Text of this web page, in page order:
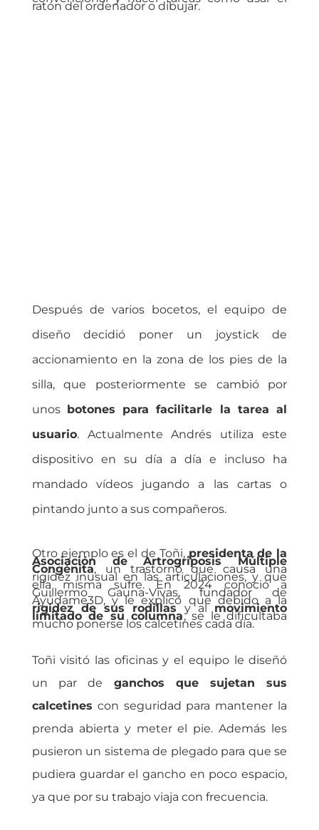
ratón del ordenador o dibujar.
Después de varios bocetos, el equipo de
diseño decidió poner un joystick de
accionamiento en la zona de los pies de la
silla, que posteriormente se cambió por
unos botones para facilitarle la tarea al
usuario. Actualmente Andrés utiliza este
dispositivo en su día a día e incluso ha
mandado vídeos jugando a las cartas o
pintando junto a sus compañeros.
Otro ejemplo es el de Toñi,presidenta de la
Asociación de Artrogriposis Múltiple
Congénita, un trastorno que causa una
rigidez inusual en las articulaciones, y que
ella misma sufre. En 2024 conoció a
Guillermo Gauna-Vivas, fundador de
Ayúdame3D, y le explicó que debido a la
rigidez de sus rodillasy almovimiento
limitado de su columna, se le dificultaba
mucho ponerse los calcetines cada día.
Toñi visitó las oficinas y el equipo le diseñó
un par de ganchos que sujetan sus
calcetines con seguridad para mantener la
prenda abierta y meter el pie. Además les
pusieron un sistema de plegado para que se
pudiera guardar el gancho en poco espacio,
ya que por su trabajo viaja con frecuencia.